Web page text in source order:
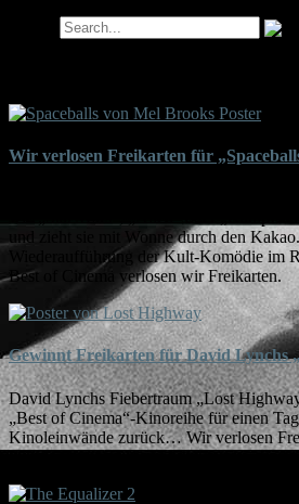
Wir verlosen Freikarten für
und zieht sie mit Wonne durch den
Wiederaufführung der Kult-Komödie im
Best of Cinema verlosen wir Freikarten.
Gewinnt Freikarten für David Lynchs
David Lynchs Fiebertraum „Lost
„Best of Cinema“-Kinoreihe für einen
Kinoleinwände zurück… Wir verlosen